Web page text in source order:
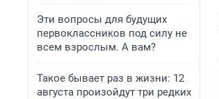
Эти вопросы для будущих
первоклассников под силу не
всем взрослым. А вам?
Такое бывает раз в жизни: 12
августа произойдут три редких